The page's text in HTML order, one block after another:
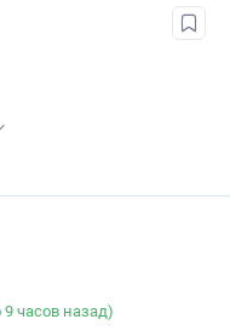
часов назад)